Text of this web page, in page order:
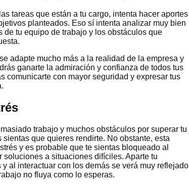
tareas que están a tu cargo, intenta hacer aportes
planteados. Eso sí intenta analizar muy bien
de tu equipo de trabajo y los obstáculos que
adapte mucho más a la realidad de la empresa y
ganarte la admiración y confianza de todos tus
comunicarte con mayor seguridad y expresar tus
trabajo y muchos obstáculos por superar tu
que quieres rendirte. No obstante, esta
y es probable que te sientas bloqueado al
a situaciones difíciles. Aparte tu
al interactuar con los demás se verá muy reflejado
no fluya como lo esperas.